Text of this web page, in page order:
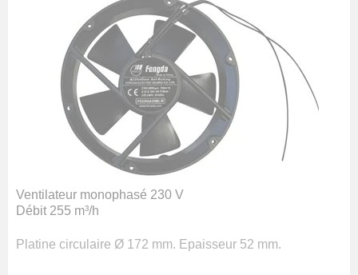
Ventilateur monophasé 230 V
Débit 255 m³/h
Platine circulaire Ø 172 mm. Epaisseur 52 mm.